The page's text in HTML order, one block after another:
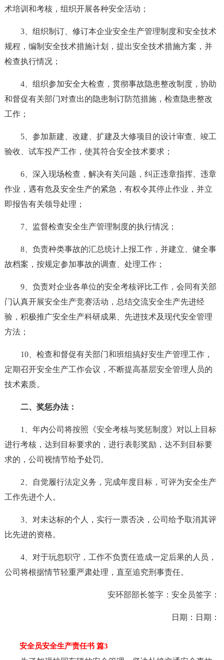
术培训和考核，组织开展各种安全活动；
3、组织制订、修订本企业安全生产管理制度和安全技术
规程，编制安全技术措施计划，提出安全技术措施方案，并
检查执行情况；
4、组织参加安全大检查，贯彻事故隐患整改制度，协助
和督促有关部门对查出的隐患制订防范措施，检查隐患整改
工作；
5、参加新建、改建、扩建及大修项目的设计审查、竣工
验收、试车投产工作，使其符合安全技术要求；
6、深入现场检查，解决有关问题，纠正违章指挥、违章
作业，遇有危及安全生产的紧急，有权令其停止作业，并立
即报告有关领导处理；
7、监督检查安全生产管理制度的执行情况；
8、负责种类事故的汇总统计上报工作，并建立、健全事
故档案，按规定参加事故的调查、处理工作；
9、负责对企业各单位的安全考核评比工作，会同有关部
门认真开展安全生产竞赛活动，总结交流安全生产先进经
验，积极推广安全生产科研成果、先进技术及现代安全管理
方法；
10、检查和督促有关部门和班组搞好安生产管理工作，
定期召开安全生产工作会议，不断提高基层安全管理人员的
技术素质。
二、奖惩办法：
1、年内公司将按照《安全考核与奖惩制度》对以上目标
进行考核，达到目标要求的，进行表彰奖励，达不到目标要
求的，公司视情节给予处罚。
2、自觉履行法定义务，完成年度目标，可评为安全生产
工作先进个人。
3、对未达标的个人，实行一票否决，公司给予取消其评
比先进的资格。
4、对于玩忽职守，工作不负责任造成一定后果的人员，
公司将根据情节轻重严肃处理，直至追究刑事责任。
安环部部长签字：安全员签字：
日期：日期：
安全员安全生产责任书 篇3